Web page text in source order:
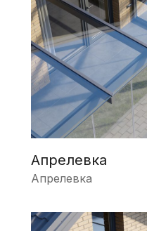
Апрелевка
Апрелевка